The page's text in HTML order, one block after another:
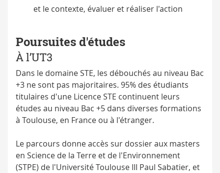
et le contexte, évaluer et réaliser l'action
Poursuites d'études
À l’UT3
Dans le domaine STE, les débouchés au niveau Bac
+3 ne sont pas majoritaires. 95% des étudiants
titulaires d'une Licence STE continuent leurs
études au niveau Bac +5 dans diverses formations
à Toulouse, en France ou à l'étranger.
Le parcours donne accès sur dossier aux masters
en Science de la Terre et de l'Environnement
(STPE) de l'Université Toulouse III Paul Sabatier, et